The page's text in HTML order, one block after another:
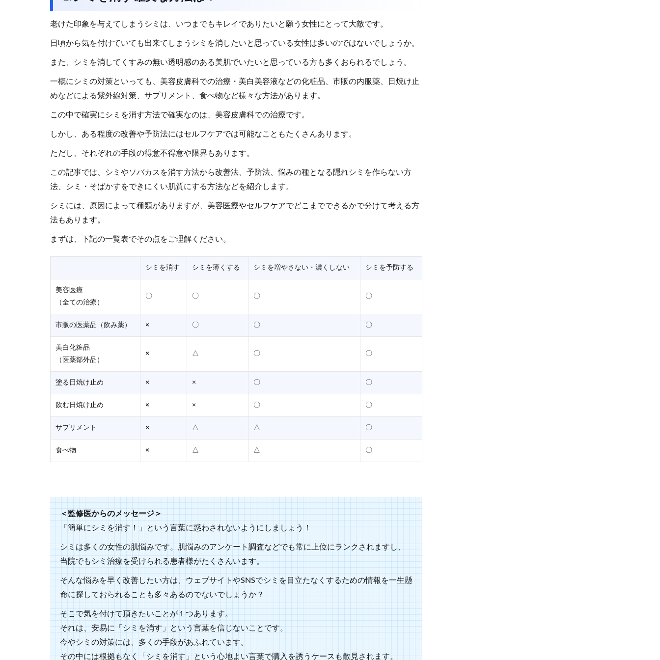
老けた印象を与えてしまうシミは、いつまでもキレイでありたいと願う女性にとって大敵です。
日頃から気を付けていても出来てしまうシミを消したいと思っている女性は多いのではないでしょうか。
また、シミを消してくすみの無い透明感のある美肌でいたいと思っている方も多くおられるでしょう。
一概にシミの対策といっても、美容皮膚科での治療・美白美容液などの化粧品、市販の内服薬、日焼け止
めなどによる紫外線対策、サプリメント、食べ物など様々な方法があります。
この中で確実にシミを消す方法で確実なのは、美容皮膚科での治療です。
しかし、ある程度の改善や予防法にはセルフケアでは可能なこともたくさんあります。
ただし、それぞれの手段の得意不得意や限界もあります。
この記事では、シミやソバカスを消す方法から改善法、予防法、悩みの種となる隠れシミを作らない方
法、シミ・そばかすをできにくい肌質にする方法などを紹介します。
シミには、原因によって種類がありますが、美容医療やセルフケアでどこまでできるかで分けて考える方
法もあります。
まずは、下記の一覧表でその点をご理解ください。
シミを消す シミを薄くする シミを増やさない・濃くしない シミを予防する
美容医療
（全ての治療）
〇 〇 〇 〇
市販の医薬品（飲み薬） × 〇 〇 〇
美白化粧品
（医薬部外品）
× △ 〇 〇
塗る日焼け止め × × 〇 〇
飲む日焼け止め × × 〇 〇
サプリメント × △ △ 〇
食べ物 × △ △ 〇
＜監修医からのメッセージ＞
「簡単にシミを消す！」という言葉に惑わされないようにしましょう！
シミは多くの女性の肌悩みです。肌悩みのアンケート調査などでも常に上位にランクされますし、
当院でもシミ治療を受けられる患者様がたくさんいます。
そんな悩みを早く改善したい方は、ウェブサイトやSNSでシミを目立たなくするための情報を一生懸
命に探しておられることも多々あるのでないでしょうか？
そこで気を付けて頂きたいことが１つあります。
それは、安易に「シミを消す」という言葉を信じないことです。
今やシミの対策には、多くの手段があふれています。
その中には根拠もなく「シミを消す」という心地よい言葉で購入を誘うケースも散見されます。